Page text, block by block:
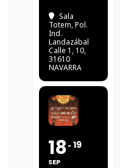
Sala
Totem, Pol.
Ind.
Landazábal
Calle 1, 10,
31610
NAVARRA
18
SEP
19